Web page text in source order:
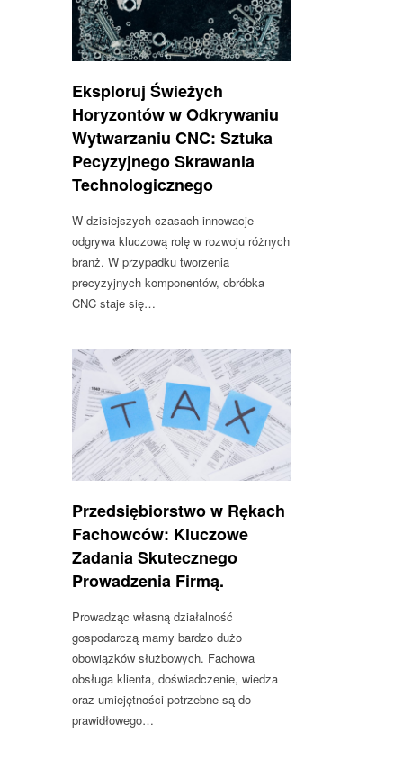
Eksploruj Świeżych
Horyzontów w Odkrywaniu
Wytwarzaniu CNC: Sztuka
Pecyzyjnego Skrawania
Technologicznego
W dzisiejszych czasach innowacje
odgrywa kluczową rolę w rozwoju różnych
branż. W przypadku tworzenia
precyzyjnych komponentów, obróbka
CNC staje się…
Przedsiębiorstwo w Rękach
Fachowców: Kluczowe
Zadania Skutecznego
Prowadzenia Firmą.
Prowadząc własną działalność
gospodarczą mamy bardzo dużo
obowiązków służbowych. Fachowa
obsługa klienta, doświadczenie, wiedza
oraz umiejętności potrzebne są do
prawidłowego…